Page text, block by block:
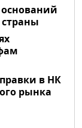
в НК
рынка